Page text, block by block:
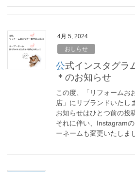
4月 5, 2024
おしらせ
公式インスタグラム＊ID＆名称変更
＊のお知らせ
この度、「リフォームお
店」にリブランドいたし
お知らせはひとつ前の投
それに伴い、Instagram
ーネームも変更いたしま